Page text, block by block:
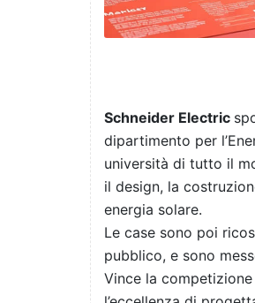
Schneider Electric
dipartimento per
università di tutto il
il design, la
energia solare.
Le case sono poi
pubblico, e sono
Vince la competizione